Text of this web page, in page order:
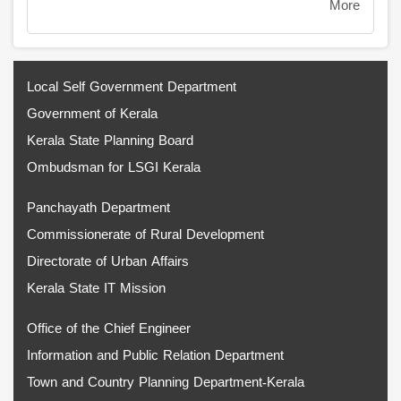
More
Local Self Government Department
Government of Kerala
Kerala State Planning Board
Ombudsman for LSGI Kerala
Panchayath Department
Commissionerate of Rural Development
Directorate of Urban Affairs
Kerala State IT Mission
Office of the Chief Engineer
Information and Public Relation Department
Town and Country Planning Department-Kerala